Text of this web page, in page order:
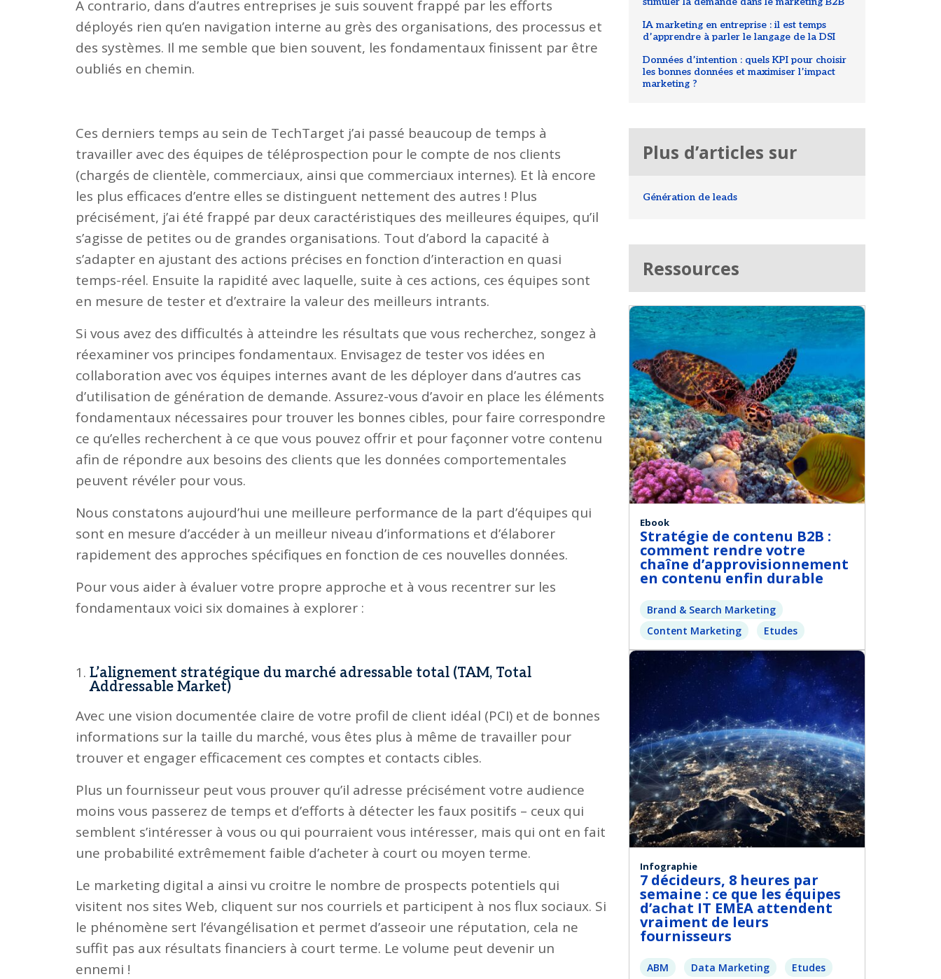
A contrario, dans d’autres entreprises je suis souvent frappé par les efforts
déployés rien qu’en navigation interne au grès des organisations, des processus et
des systèmes. Il me semble que bien souvent, les fondamentaux finissent par être
oubliés en chemin.
Ces derniers temps au sein de TechTarget j’ai passé beaucoup de temps à
travailler avec des équipes de téléprospection pour le compte de nos clients
(chargés de clientèle, commerciaux, ainsi que commerciaux internes). Et là encore
les plus efficaces d’entre elles se distinguent nettement des autres ! Plus
précisément, j’ai été frappé par deux caractéristiques des meilleures équipes, qu’il
s’agisse de petites ou de grandes organisations. Tout d’abord la capacité à
s’adapter en ajustant des actions précises en fonction d’interaction en quasi
temps-réel. Ensuite la rapidité avec laquelle, suite à ces actions, ces équipes sont
en mesure de tester et d’extraire la valeur des meilleurs intrants.
Si vous avez des difficultés à atteindre les résultats que vous recherchez, songez à
réexaminer vos principes fondamentaux. Envisagez de tester vos idées en
collaboration avec vos équipes internes avant de les déployer dans d’autres cas
d’utilisation de génération de demande. Assurez-vous d’avoir en place les éléments
fondamentaux nécessaires pour trouver les bonnes cibles, pour faire correspondre
ce qu’elles recherchent à ce que vous pouvez offrir et pour façonner votre contenu
afin de répondre aux besoins des clients que les données comportementales
peuvent révéler pour vous.
Nous constatons aujourd’hui une meilleure performance de la part d’équipes qui
sont en mesure d’accéder à un meilleur niveau d’informations et d’élaborer
rapidement des approches spécifiques en fonction de ces nouvelles données.
Pour vous aider à évaluer votre propre approche et à vous recentrer sur les
fondamentaux voici six domaines à explorer :
L’alignement stratégique du marché adressable total (TAM, Total
Addressable Market)
Avec une vision documentée claire de votre profil de client idéal (PCI) et de bonnes
informations sur la taille du marché, vous êtes plus à même de travailler pour
trouver et engager efficacement ces comptes et contacts cibles.
Plus un fournisseur peut vous prouver qu’il adresse précisément votre audience
moins vous passerez de temps et d’efforts à détecter les faux positifs – ceux qui
semblent s’intéresser à vous ou qui pourraient vous intéresser, mais qui ont en fait
une probabilité extrêmement faible d’acheter à court ou moyen terme.
Le marketing digital a ainsi vu croitre le nombre de prospects potentiels qui
visitent nos sites Web, cliquent sur nos courriels et participent à nos flux sociaux. Si
le phénomène sert l’évangélisation et permet d’asseoir une réputation, cela ne
suffit pas aux résultats financiers à court terme. Le volume peut devenir un
ennemi !
IA marketing en entreprise : il est temps
d’apprendre à parler le langage de la DSI
Données d’intention : quels KPI pour choisir
les bonnes données et maximiser l’impact
marketing ?
Plus d’articles sur
Génération de leads
Ressources
Ebook
Stratégie de contenu B2B :
comment rendre votre
chaîne d’approvisionnement
en contenu enfin durable
Brand & Search Marketing
Content Marketing
Etudes
Infographie
7 décideurs, 8 heures par
semaine : ce que les équipes
d’achat IT EMEA attendent
vraiment de leurs
fournisseurs
ABM Data Marketing
Etudes